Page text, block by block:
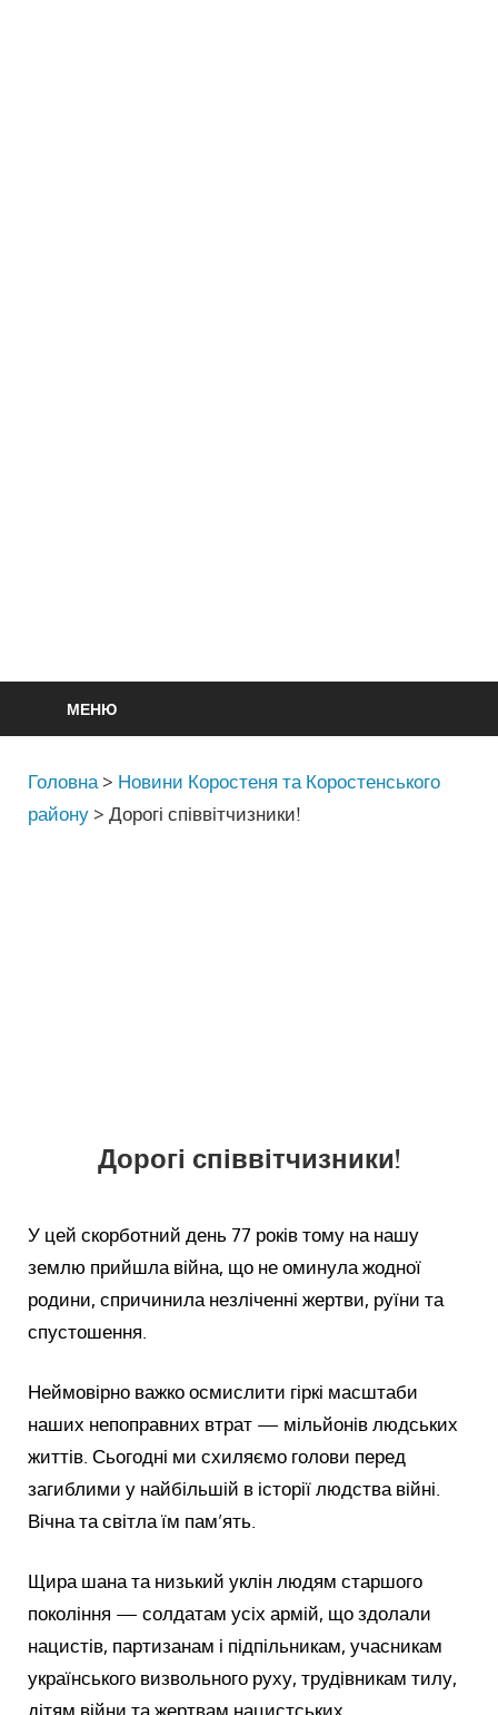
МЕНЮ
Головна > Новини Коростеня та Коростенського
району >Дорогі співвітчизники!
Дорогі співвітчизники!
У цей скорботний день 77 років тому на нашу
землю прийшла війна, що не оминула жодної
родини, спричинила незліченні жертви, руїни та
спустошення.
Неймовірно важко осмислити гіркі масштаби
наших непоправних втрат — мільйонів людських
життів. Сьогодні ми схиляємо голови перед
загиблими у найбільшій в історії людства війні.
Вічна та світла їм пам’ять.
Щира шана та низький уклін людям старшого
покоління — солдатам усіх армій, що здолали
нацистів, партизанам і підпільникам, учасникам
українського визвольного руху, трудівникам тилу,
дітям війни та жертвам нацистських